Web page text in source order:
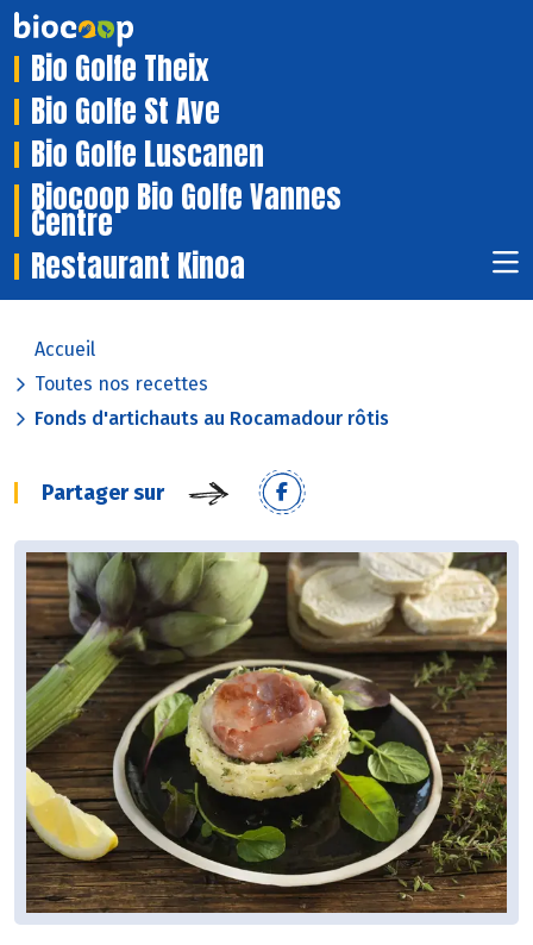
Bio Golfe Theix
Bio Golfe St Ave
Bio Golfe Luscanen
Biocoop Bio Golfe Vannes
Centre
Restaurant Kinoa
Accueil
Toutes nos recettes
Fonds d'artichauts au Rocamadour rôtis
Partager sur